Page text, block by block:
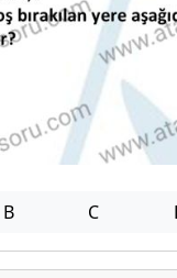
B C